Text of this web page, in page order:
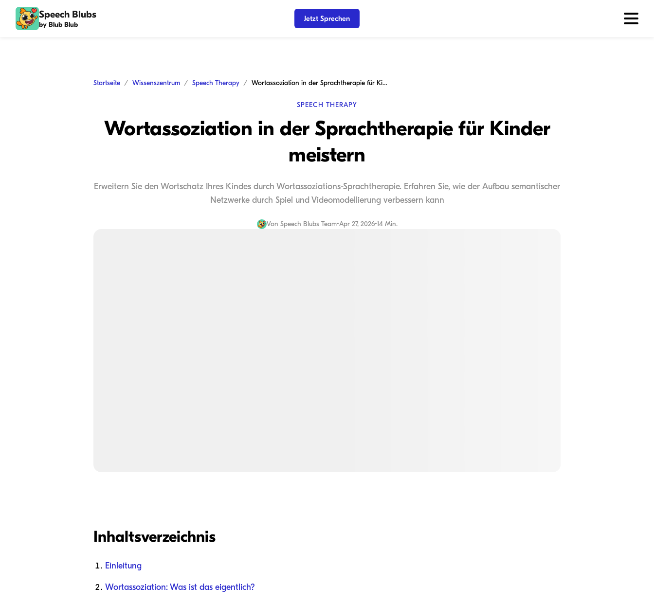
Speech Blubs
by Blub Blub
Jetzt Sprechen
Startseite Wissenszentrum Speech Therapy Wortassoziation in der Sprachtherapie für Kinder meistern
SPEECH THERAPY
Wortassoziation in der Sprachtherapie für Kinder
meistern
Erweitern Sie den Wortschatz Ihres Kindes durch Wortassoziations-Sprachtherapie. Erfahren Sie, wie der Aufbau semantischer
Netzwerke durch Spiel und Videomodellierung verbessern kann
Von Speech Blubs Team•Apr 27, 2026•14 Min.
Inhaltsverzeichnis
Einleitung
Wortassoziation: Was ist das eigentlich?